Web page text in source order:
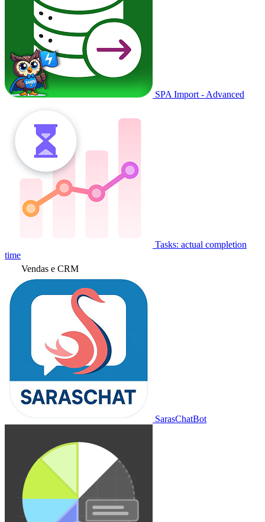
SPA Import - Advanced
Tasks: actual completion
time
Vendas e CRM
SarasChatBot